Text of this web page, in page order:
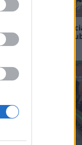
Paula Sintorres,
selecció catalana
maig 2026